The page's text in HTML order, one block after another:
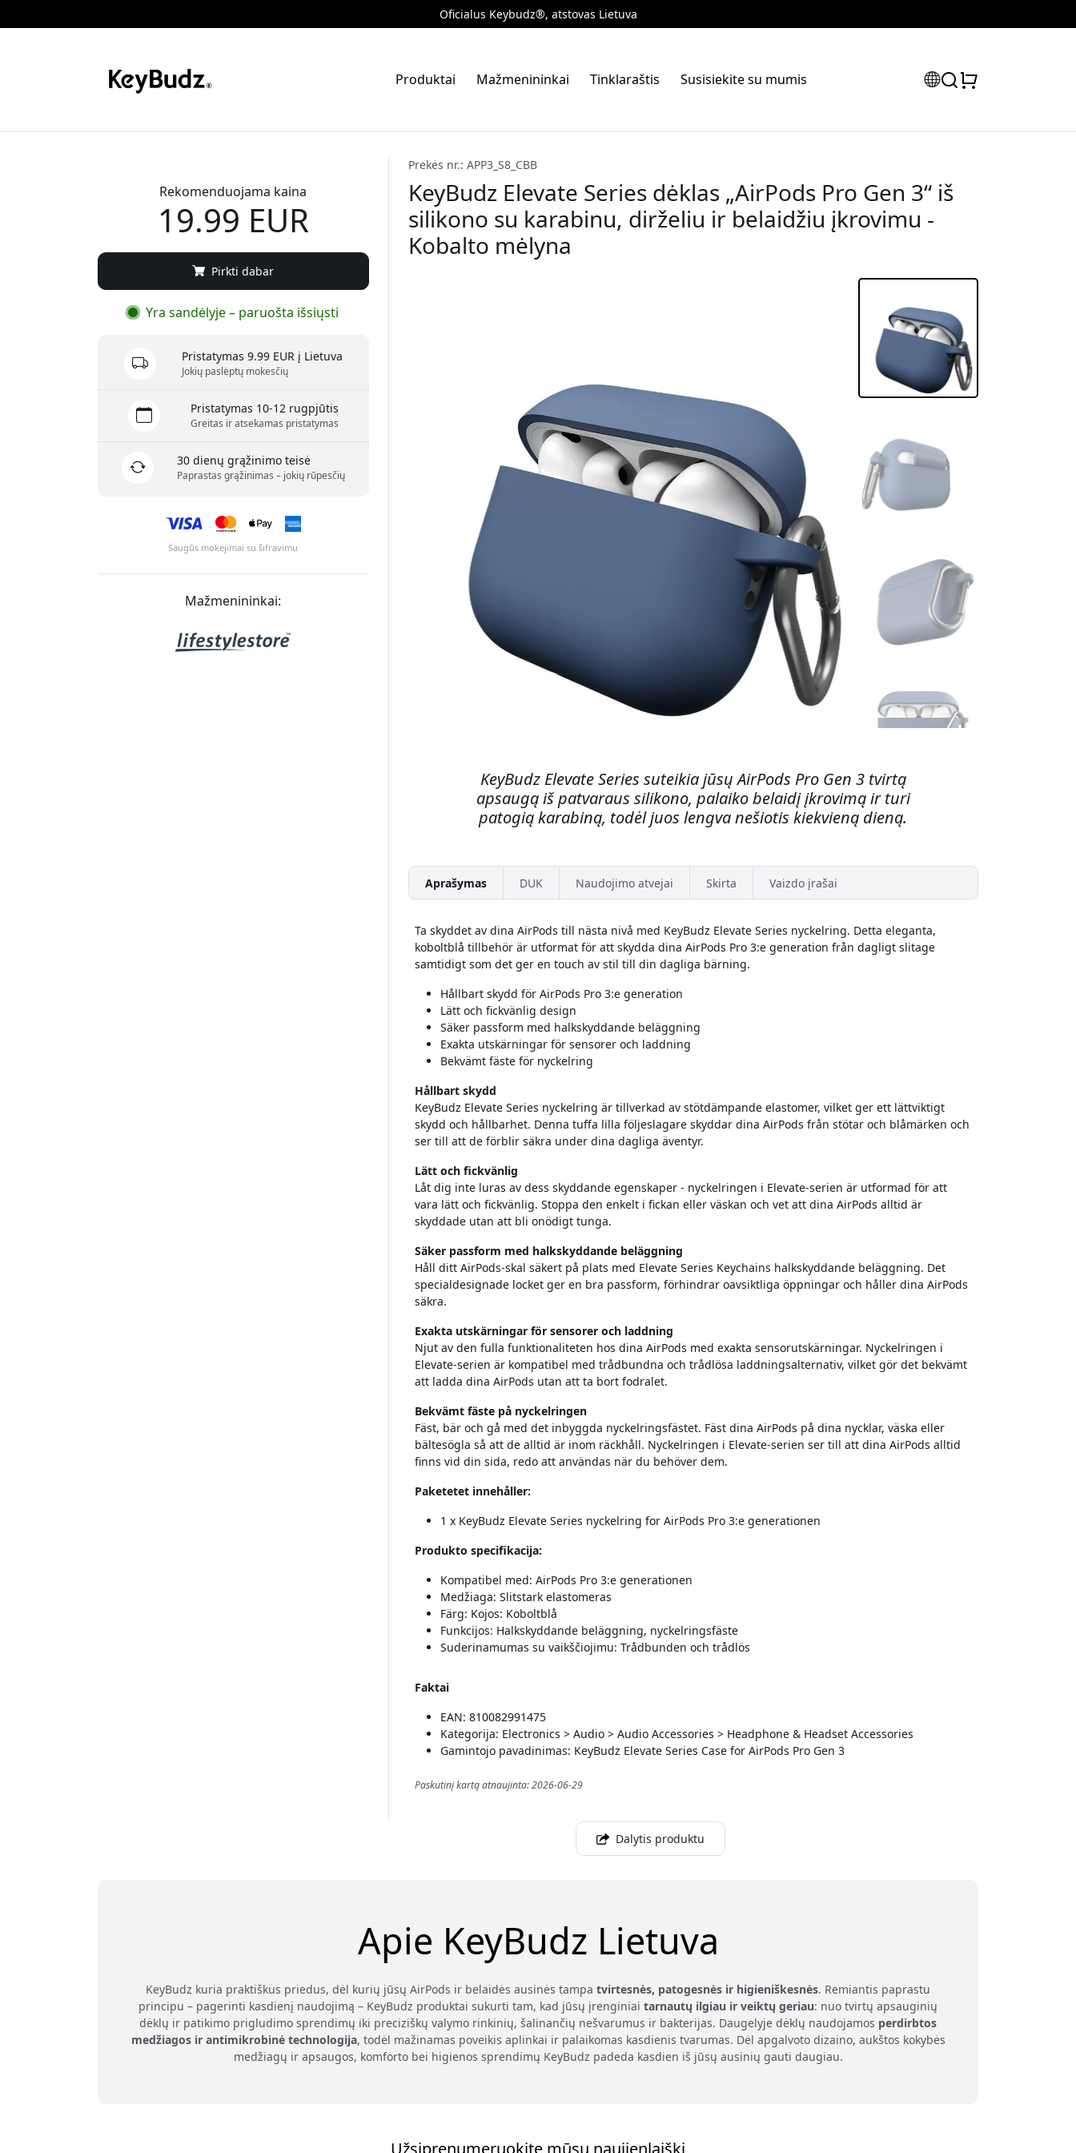
Oficialus Keybudz®, atstovas Lietuva
Produktai Mažmenininkai Tinklaraštis Susisiekite su mumis
Prekės nr.: APP3_S8_CBB
KeyBudz Elevate Series dėklas „AirPods Pro Gen 3“ iš
silikono su karabinu, dirželiu ir belaidžiu įkrovimu -
Kobalto mėlyna
KeyBudz Elevate Series suteikia jūsų AirPods Pro Gen 3 tvirtą
apsaugą iš patvaraus silikono, palaiko belaidį įkrovimą ir turi
patogią karabiną, todėl juos lengva nešiotis kiekvieną dieną.
Aprašymas DUK Naudojimo atvejai Skirta Vaizdo įrašai
Ta skyddet av dina AirPods till nästa nivå med KeyBudz Elevate Series nyckelring. Detta eleganta,
koboltblå tillbehör är utformat för att skydda dina AirPods Pro 3:e generation från dagligt slitage
samtidigt som det ger en touch av stil till din dagliga bärning.
Hållbart skydd för AirPods Pro 3:e generation
Lätt och fickvänlig design
Säker passform med halkskyddande beläggning
Exakta utskärningar för sensorer och laddning
Bekvämt fäste för nyckelring
Hållbart skydd
KeyBudz Elevate Series nyckelring är tillverkad av stötdämpande elastomer, vilket ger ett lättviktigt
skydd och hållbarhet. Denna tuffa lilla följeslagare skyddar dina AirPods från stötar och blåmärken och
ser till att de förblir säkra under dina dagliga äventyr.
Lätt och fickvänlig
Låt dig inte luras av dess skyddande egenskaper - nyckelringen i Elevate-serien är utformad för att
vara lätt och fickvänlig. Stoppa den enkelt i fickan eller väskan och vet att dina AirPods alltid är
skyddade utan att bli onödigt tunga.
Säker passform med halkskyddande beläggning
Håll ditt AirPods-skal säkert på plats med Elevate Series Keychains halkskyddande beläggning. Det
specialdesignade locket ger en bra passform, förhindrar oavsiktliga öppningar och håller dina AirPods
säkra.
Exakta utskärningar för sensorer och laddning
Njut av den fulla funktionaliteten hos dina AirPods med exakta sensorutskärningar. Nyckelringen i
Elevate-serien är kompatibel med trådbundna och trådlösa laddningsalternativ, vilket gör det bekvämt
att ladda dina AirPods utan att ta bort fodralet.
Bekvämt fäste på nyckelringen
Fäst, bär och gå med det inbyggda nyckelringsfästet. Fäst dina AirPods på dina nycklar, väska eller
bältesögla så att de alltid är inom räckhåll. Nyckelringen i Elevate-serien ser till att dina AirPods alltid
finns vid din sida, redo att användas när du behöver dem.
Paketetet innehåller:
1 x KeyBudz Elevate Series nyckelring for AirPods Pro 3:e generationen
Produkto specifikacija:
Kompatibel med: AirPods Pro 3:e generationen
Medžiaga: Slitstark elastomeras
Färg: Kojos: Koboltblå
Funkcijos: Halkskyddande beläggning, nyckelringsfäste
Suderinamumas su vaikščiojimu: Trådbunden och trådlös
Faktai
EAN: 810082991475
Kategorija: Electronics > Audio > Audio Accessories > Headphone & Headset Accessories
Gamintojo pavadinimas: KeyBudz Elevate Series Case for AirPods Pro Gen 3
Paskutinį kartą atnaujinta: 2026-06-29
Rekomenduojama kaina
19.99 EUR
Pirkti dabar
Yra sandėlyje – paruošta išsiųsti
Pristatymas 9.99 EUR į Lietuva
Jokių paslėptų mokesčių
Pristatymas 10-12 rugpjūtis
Greitas ir atsekamas pristatymas
30 dienų grąžinimo teisė
Paprastas grąžinimas – jokių rūpesčių
Saugūs mokėjimai su šifravimu
Mažmenininkai:
Dalytis produktu
Apie KeyBudz Lietuva
KeyBudz kuria praktiškus priedus, dėl kurių jūsų AirPods ir belaidės ausinės tampa tvirtesnės, patogesnės ir higieniškesnės. Remiantis paprastu
principu – pagerinti kasdienį naudojimą – KeyBudz produktai sukurti tam, kad jūsų įrenginiai tarnautų ilgiau ir veiktų geriau: nuo tvirtų apsauginių
dėklų ir patikimo prigludimo sprendimų iki preciziškų valymo rinkinių, šalinančių nešvarumus ir bakterijas. Daugelyje dėklų naudojamos perdirbtos
medžiagos ir antimikrobinė technologija, todėl mažinamas poveikis aplinkai ir palaikomas kasdienis tvarumas. Dėl apgalvoto dizaino, aukštos kokybės
medžiagų ir apsaugos, komforto bei higienos sprendimų KeyBudz padeda kasdien iš jūsų ausinių gauti daugiau.